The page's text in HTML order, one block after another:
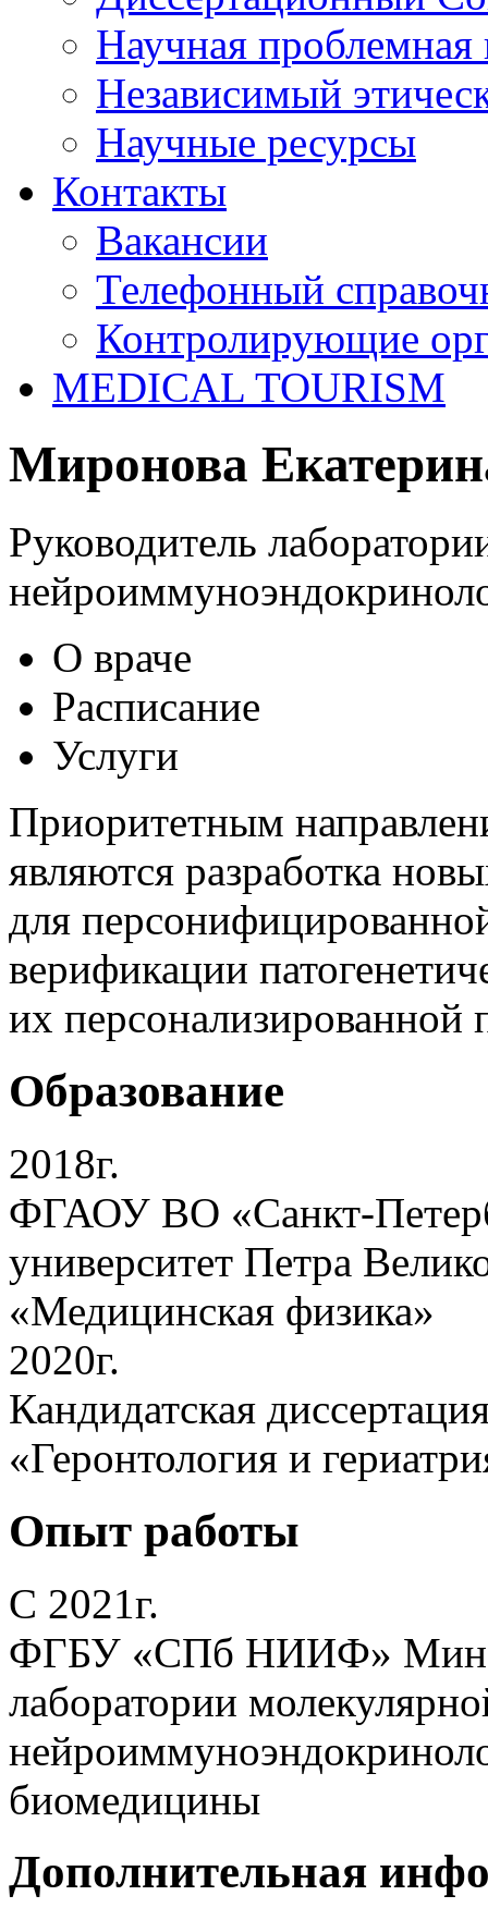
Научная проблемная
Независимый
Научные ресурсы
Контакты
Вакансии
Телефонный
Контролирующие
MEDICAL TOURISM
Миронова
Руководитель
О враче
Расписание
Услуги
Приоритетным
являются разработка
для
верификации
их персонализированной
Образование
2018г.
ФГАОУ ВО «Санкт-
университет Петра
«Медицинская физика»
2020г.
Кандидатская
«Геронтология и
Опыт работы
С 2021г.
ФГБУ «СПб НИИФ»
лаборатории
биомедицины
Дополнительная